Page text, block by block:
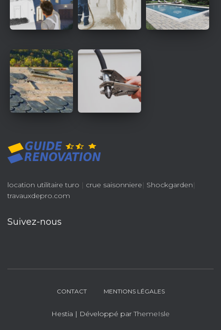
location utilitaire turo | crue saisonniere| Shockgarden|
travauxdepro.com
Suivez-nous
CONTACT MENTIONS LÉGALES
Hestia | Développé parThemeIsle